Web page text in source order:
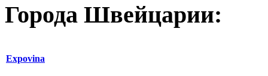
Города Швейцарии:
Expovinа